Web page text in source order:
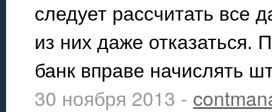
следует рассчитать все
из них даже отказаться.
банк вправе начислять
30 ноября 2013 -